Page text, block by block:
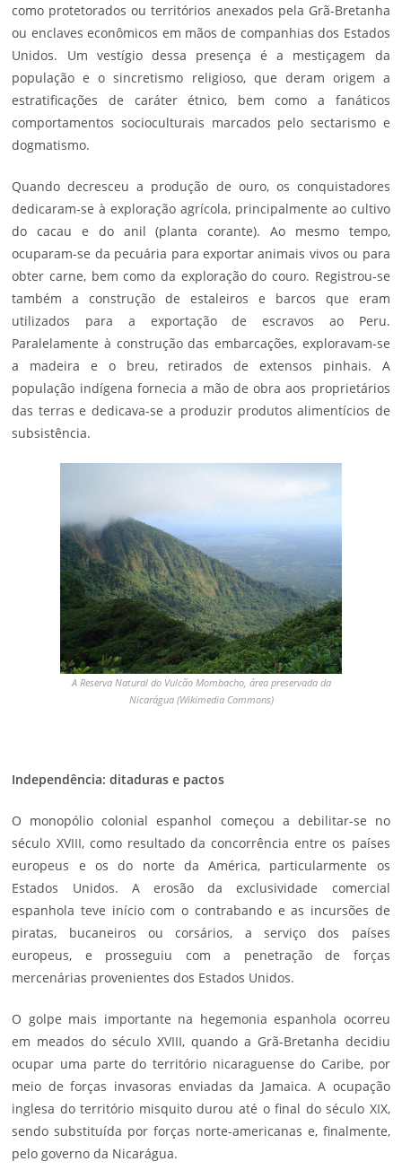
como protetorados ou territórios anexados pela Grã-Bretanha
ou enclaves econômicos em mãos de companhias dos Estados
Unidos. Um vestígio dessa presença é a mestiçagem da
população e o sincretismo religioso, que deram origem a
estratificações de caráter étnico, bem como a fanáticos
comportamentos socioculturais marcados pelo sectarismo e
dogmatismo.
Quando decresceu a produção de ouro, os conquistadores
dedicaram-se à exploração agrícola, principalmente ao cultivo
do cacau e do anil (planta corante). Ao mesmo tempo,
ocuparam-se da pecuária para exportar animais vivos ou para
obter carne, bem como da exploração do couro. Registrou-se
também a construção de estaleiros e barcos que eram
utilizados para a exportação de escravos ao Peru.
Paralelamente à construção das embarcações, exploravam-se
a madeira e o breu, retirados de extensos pinhais. A
população indígena fornecia a mão de obra aos proprietários
das terras e dedicava-se a produzir produtos alimentícios de
subsistência.
A Reserva Natural do Vulcão Mombacho, área preservada da
Nicarágua (Wikimedia Commons)
Independência: ditaduras e pactos
O monopólio colonial espanhol começou a debilitar-se no
século XVIII, como resultado da concorrência entre os países
europeus e os do norte da América, particularmente os
Estados Unidos. A erosão da exclusividade comercial
espanhola teve início com o contrabando e as incursões de
piratas, bucaneiros ou corsários, a serviço dos países
europeus, e prosseguiu com a penetração de forças
mercenárias provenientes dos Estados Unidos.
O golpe mais importante na hegemonia espanhola ocorreu
em meados do século XVIII, quando a Grã-Bretanha decidiu
ocupar uma parte do território nicaraguense do Caribe, por
meio de forças invasoras enviadas da Jamaica. A ocupação
inglesa do território misquito durou até o final do século XIX,
sendo substituída por forças norte-americanas e, finalmente,
pelo governo da Nicarágua.